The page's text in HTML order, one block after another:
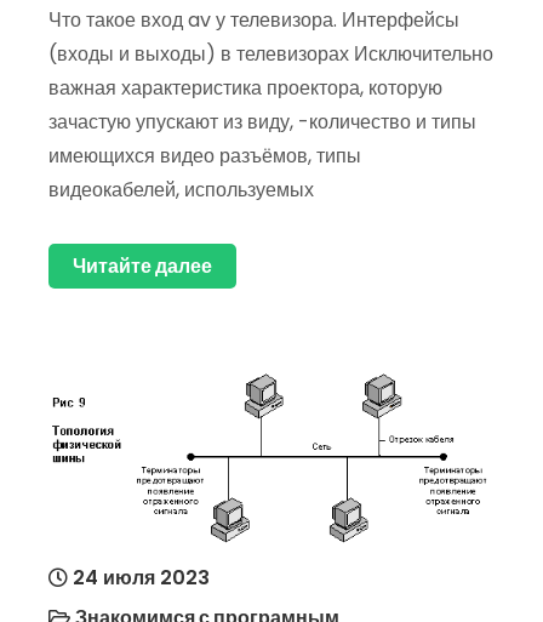
Что такое вход av у телевизора. Интерфейсы
(входы и выходы) в телевизорах Исключительно
важная характеристика проектора, которую
зачастую упускают из виду, -количество и типы
имеющихся видео разъёмов, типы
видеокабелей, используемых
Читайте далее
24 июля 2023